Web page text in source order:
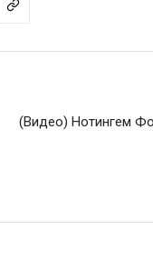
(Видео) Нотингем